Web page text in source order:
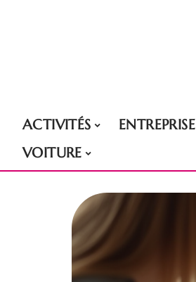
ACTIVITÉS ENTREPRISE
VOITURE